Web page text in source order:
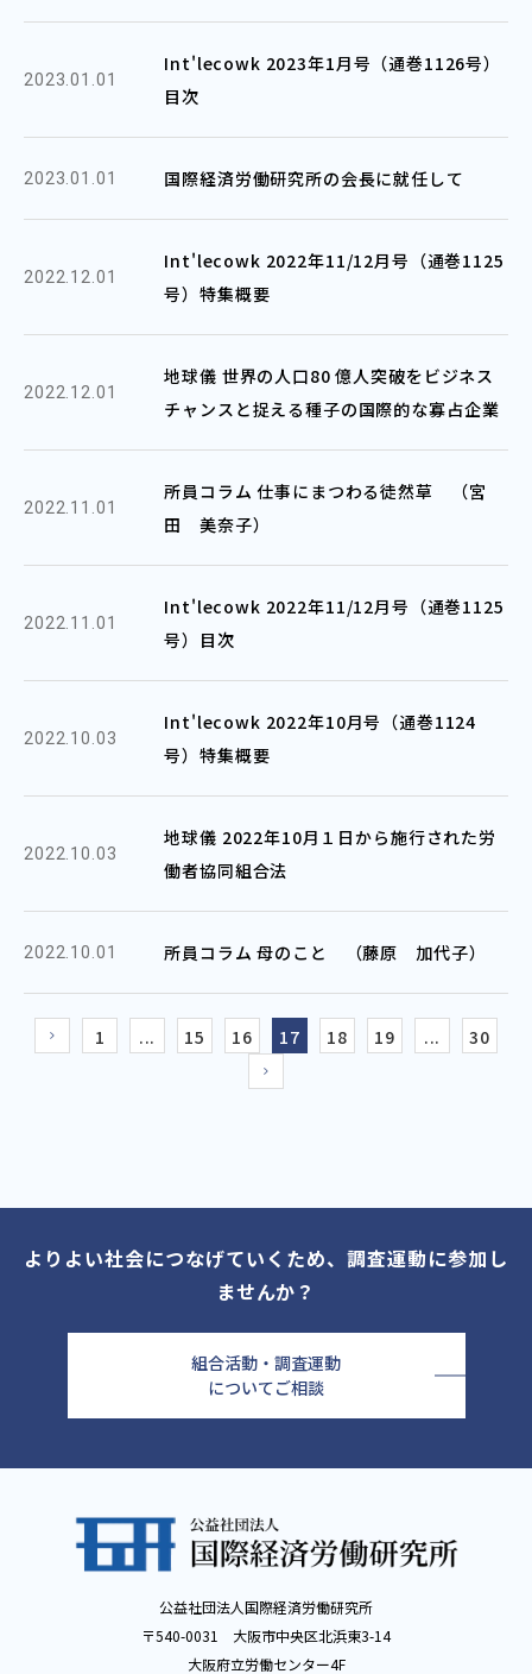
2023.01.01
Int'lecowk 2023年1月号（通巻1126号）
目次
2023.01.01 国際経済労働研究所の会長に就任して
2022.12.01
Int'lecowk 2022年11/12月号（通巻1125
号）特集概要
2022.12.01
地球儀 世界の人口80 億人突破をビジネス
チャンスと捉える種子の国際的な寡占企業
2022.11.01
所員コラム 仕事にまつわる徒然草 （宮
田 美奈子）
2022.11.01
Int'lecowk 2022年11/12月号（通巻1125
号）目次
2022.10.03
Int'lecowk 2022年10月号（通巻1124
号）特集概要
2022.10.03
地球儀 2022年10月１日から施行された労
働者協同組合法
2022.10.01 所員コラム 母のこと （藤原 加代子）
1 ... 15 16 17 18 19 ... 30
よりよい社会につなげていくため、調査運動に参加し
ませんか？
組合活動・調査運動
についてご相談
公益社団法人国際経済労働研究所
〒540-0031 大阪市中央区北浜東3-14
大阪府立労働センター4F